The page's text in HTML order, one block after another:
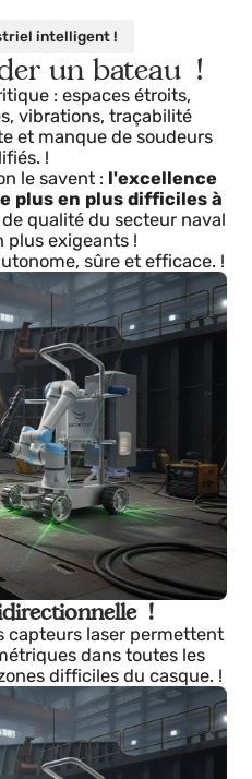
intelligent !
un bateau !
: espaces étroits,
vibrations, traçabilité
et manque de soudeurs
!
le savent : l'excellence
plus en plus difficiles à
de qualité du secteur
plus exigeants !
sûre et efficace.
!
capteurs laser permettent
dans toutes les
zones difficiles du casque. !